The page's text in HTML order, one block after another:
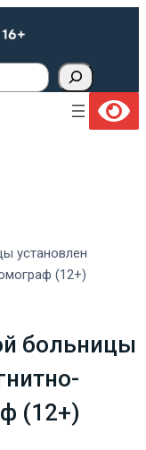
установлен
(12+)
больницы
(12+)